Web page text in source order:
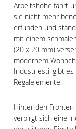
Arbeitshöhe fährt
sie nicht mehr
erfunden und
mit einem
(20 x 20 mm)
modernem
Industriestil gibt es
Regalelemente.
Hinter den Fronten
verbirgt sich eine